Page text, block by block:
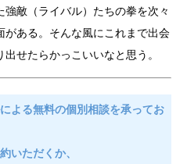
敵（ライバル）たちの拳を次々
がある。そんな風にこれまで出会
せたらかっこいいなと思う。
よる無料の個別相談を承ってお
いただくか、